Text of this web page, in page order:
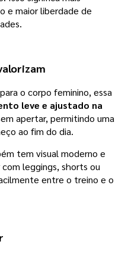
e maior liberdade de
o corpo feminino, essa
leve e ajustado na
apertar, permitindo uma
ao fim do dia.
tem visual moderno e
leggings, shorts ou
entre o treino e o